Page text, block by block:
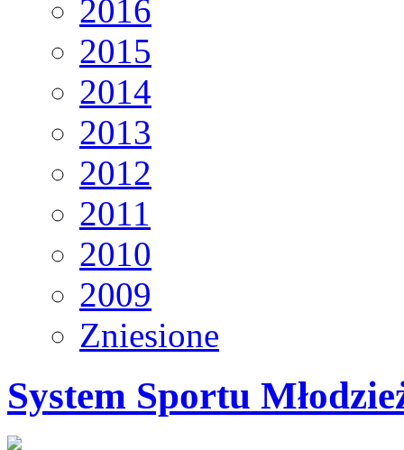
2016
2015
2014
2013
2012
2011
2010
2009
Zniesione
System Sportu